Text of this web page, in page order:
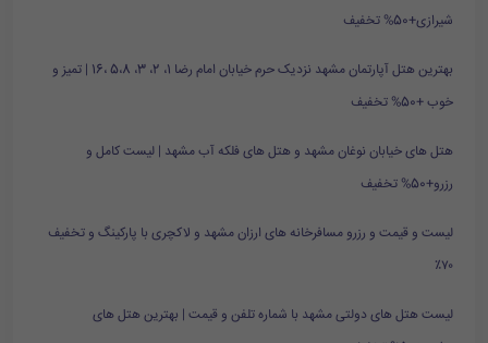
شیرازی+50% تخفیف
بهترین هتل آپارتمان مشهد نزدیک حرم خیابان امام رضا 1، 2، 3، 5،8 ،16 | تمیز و
خوب +50% تخفیف
هتل های خیابان نوغان مشهد و هتل های فلکه آب مشهد | لیست کامل و
رزرو+50% تخفیف
لیست و قیمت و رزرو مسافرخانه های ارزان مشهد و لاکچری با پارکینگ و تخفیف
۷۰٪
لیست هتل های دولتی مشهد با شماره تلفن و قیمت | بهترین هتل های